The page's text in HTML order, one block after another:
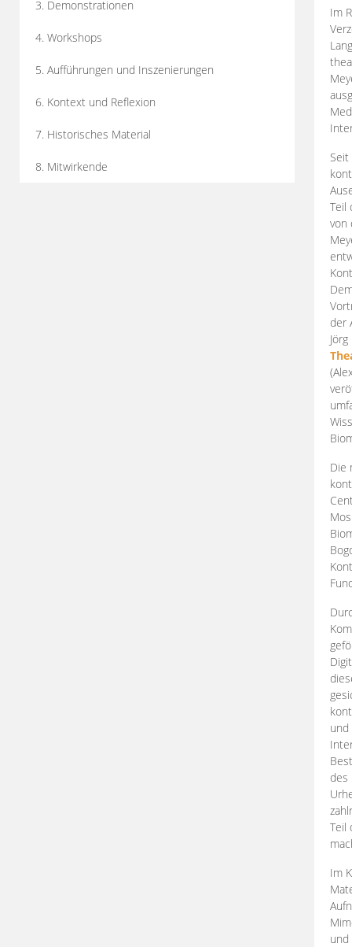
3. Demonstrationen
4. Workshops
5. Aufführungen und Inszenierungen
6. Kontext und Reflexion
7. Historisches Material
8. Mitwirkende
Im
Teil
von
der
Die
des
Teil
Im
und